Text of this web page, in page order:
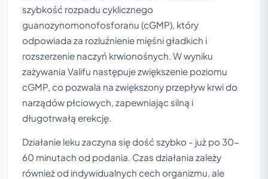
szybkość rozpadu cyklicznego
guanozynomonofosforanu (cGMP), który
odpowiada za rozluźnienie mięśni gładkich i
rozszerzenie naczyń krwionośnych. W wyniku
zażywania Valifu następuje zwiększenie poziomu
cGMP, co pozwala na zwiększony przepływ krwi do
narządów płciowych, zapewniając silną i
długotrwałą erekcję.
Działanie leku zaczyna się dość szybko - już po 30-
60 minutach od podania. Czas działania zależy
również od indywidualnych cech organizmu, ale